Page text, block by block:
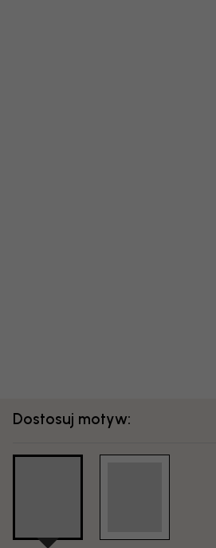
Dostosuj motyw: